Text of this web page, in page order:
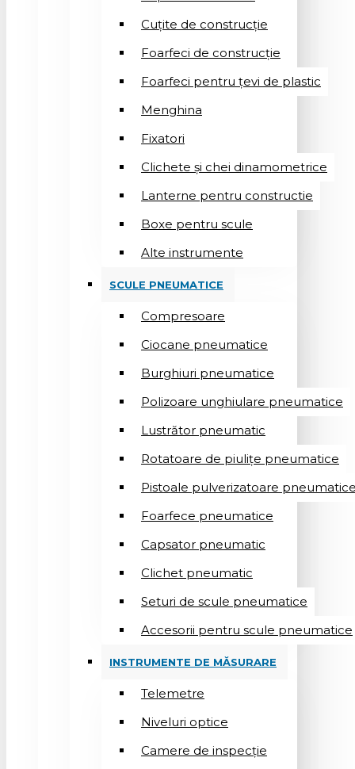
Cuțite de construcție
Foarfeci de construcție
Foarfeci pentru țevi de plastic
Menghina
Fixatori
Clichete și chei dinamometrice
Lanterne pentru constructie
Boxe pentru scule
Alte instrumente
SCULE PNEUMATICE
Compresoare
Ciocane pneumatice
Burghiuri pneumatice
Polizoare unghiulare pneumatice
Lustrător pneumatic
Rotatoare de piulițe pneumatice
Pistoale pulverizatoare
Foarfece pneumatice
Capsator pneumatic
Clichet pneumatic
Seturi de scule pneumatice
Accesorii pentru scule pneumatice
INSTRUMENTE DE MĂSURARE
Telemetre
Niveluri optice
Camere de inspecție